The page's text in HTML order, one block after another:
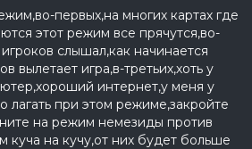
первых,на многих картах где
этот режим все прячутся,во-
слышал,как начинается
вылетает игра,в-третьих,хоть у
интернет,у меня у
лагать при этом режиме,закройте
на режим немезиды против
на кучу,от них будет больше